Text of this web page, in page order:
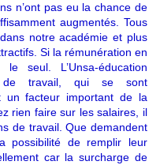
n’ont pas eu la chance de
augmentés. Tous
notre académie et plus
Si la rémunération en
seul. L’Unsa-éducation
de travail, qui se sont
un facteur important de la
rien faire sur les salaires, il
de travail. Que demandent
possibilité de remplir leur
car la surcharge de